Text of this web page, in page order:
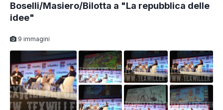
Boselli/Masiero/Bilotta a "La repubblica delle
idee"
9 immagini